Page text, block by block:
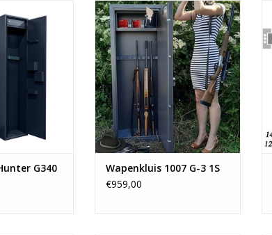
en
De speciale
deur, terwijl de
"clutch"-
van
WINKELWAGEN
G340
- 150x60 cm
- Ruimte voor 10 geweren
- 1 binnenkluis
- Vanaf 125 kg
TOEVOEGEN AAN WINKELWAGEN
Wapenkluis 1007 G-3 1S
€959,00